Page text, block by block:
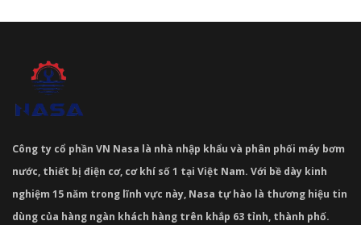
Công ty cổ phần VN Nasa là nhà nhập khẩu và phân phối máy bơm
nước, thiết bị điện cơ, cơ khí số 1 tại Việt Nam. Với bề dày kinh
nghiệm 15 năm trong lĩnh vực này, Nasa tự hào là thương hiệu tin
dùng của hàng ngàn khách hàng trên khắp 63 tỉnh, thành phố.